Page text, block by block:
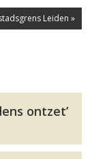
Leiden »
ontzet’